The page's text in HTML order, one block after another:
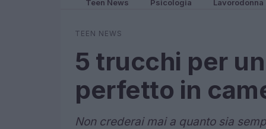
Teen News Psicologia Lavorodonna
TEEN NEWS
5 trucchi per
perfetto in
Non crederai mai a quanto sia